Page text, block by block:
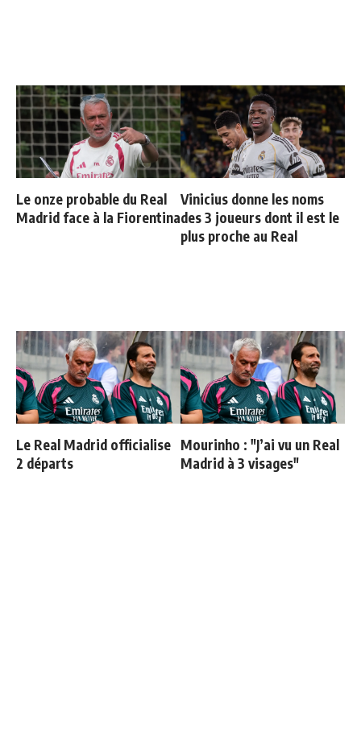
Le onze probable du Real
Madrid face à la Fiorentina
Vinicius donne les noms
des 3 joueurs dont il est le
plus proche au Real
Le Real Madrid officialise
2 départs
Mourinho : "J’ai vu un Real
Madrid à 3 visages"